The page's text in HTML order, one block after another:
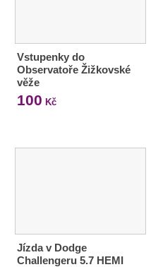
Vstupenky do
Observatoře Žižkovské
věže
100 Kč
Jízda v Dodge
Challengeru 5.7 HEMI